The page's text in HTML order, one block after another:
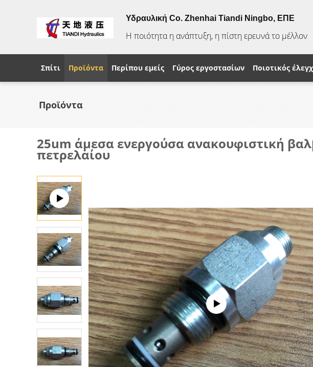
Υδραυλική Co. Zhenhai Tiandi Ningbo, ΕΠΕ
Η ποιότητα η ανάπτυξη, η πίστη ερευνά το μέλλον
Σπίτι Προϊόντα Περίπου εμείς Γύρος εργοστασίων Ποιοτικός
Προϊόντα
25um άμεσα ενεργούσα ανακουφιστική
πετρελαίου